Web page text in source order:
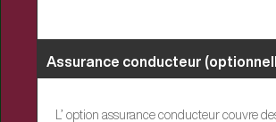
Assurance conducteur
L’ option assurance conducteur couvre